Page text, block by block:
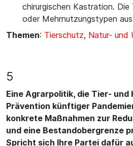
chirurgischen Kastration.
oder Mehrnutzungstypen
Themen: Tierschutz, Natur- und
5
Eine Agrarpolitik, die Tier- und
Prävention künftiger
konkrete Maßnahmen zur
und eine Bestandobergrenze
Spricht sich Ihre Partei dafür